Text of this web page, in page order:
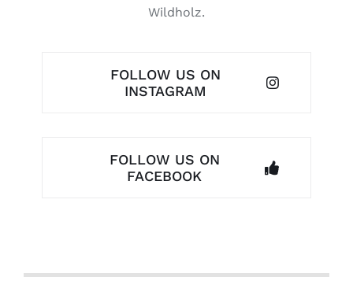
Wildholz.
FOLLOW US ON
INSTAGRAM
FOLLOW US ON
FACEBOOK